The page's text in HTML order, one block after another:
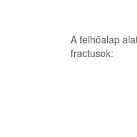
A felhőalap
fractusok: